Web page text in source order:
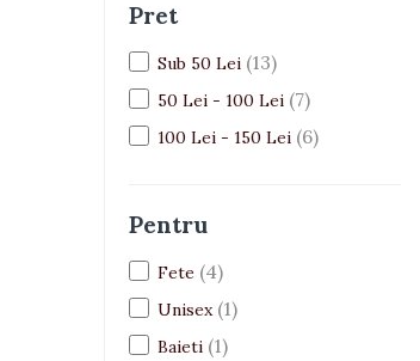
Supermarket
Seturi camion
Table desen copii
Caluti balansoar
Interactive, educative si
Pret
Sub 50 Lei (13)
50 Lei - 100 Lei (7)
100 Lei - 150 Lei (6)
Pentru
Fete (4)
Unisex (1)
Baieti (1)